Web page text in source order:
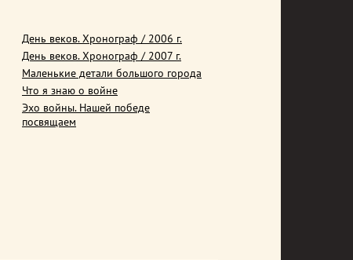
День веков. Хронограф / 2006 г.
День веков. Хронограф / 2007 г.
Маленькие детали большого города
Что я знаю о войне
Эхо войны. Нашей победе
посвящаем